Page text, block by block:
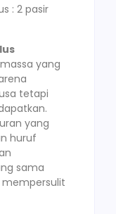
: 2 pasir
yang
tetapi
yang
huruf
sama
mempersulit